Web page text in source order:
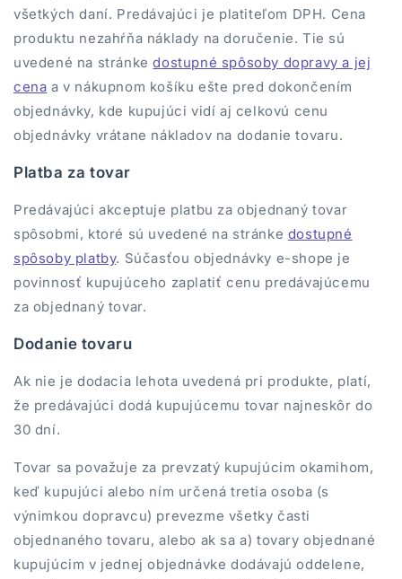
všetkých daní. Predávajúci je platiteľom DPH. Cena
produktu nezahŕňa náklady na doručenie. Tie sú
uvedené na stránkedostupné spôsoby dopravy a jej
cena a v nákupnom košíku ešte pred dokončením
objednávky, kde kupujúci vidí aj celkovú cenu
objednávky vrátane nákladov na dodanie tovaru.
Platba za tovar
Predávajúci akceptuje platbu za objednaný tovar
spôsobmi, ktoré sú uvedené na stránke dostupné
spôsoby platby. Súčasťou objednávky e-shope je
povinnosť kupujúceho zaplatiť cenu predávajúcemu
za objednaný tovar.
Dodanie tovaru
Ak nie je dodacia lehota uvedená pri produkte, platí,
že predávajúci dodá kupujúcemu tovar najneskôr do
30 dní.
Tovar sa považuje za prevzatý kupujúcim okamihom,
keď kupujúci alebo ním určená tretia osoba (s
výnimkou dopravcu) prevezme všetky časti
objednaného tovaru, alebo ak sa a) tovary objednané
kupujúcim v jednej objednávke dodávajú oddelene,